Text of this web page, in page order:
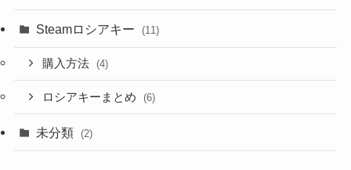
Steamロシアキー (11)
購入方法 (4)
ロシアキーまとめ (6)
未分類 (2)